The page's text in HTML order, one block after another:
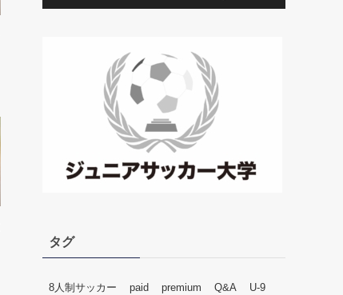
下
矢
っ
タグ
8人制サッカー paid premium Q&A
U-9